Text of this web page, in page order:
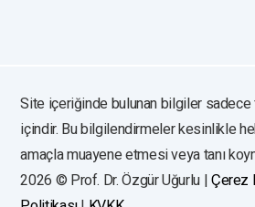
Site içeriğinde bulunan bilgiler
içindir. Bu bilgilendirmeler kesinlikle
amaçla muayene etmesi veya tanı
2026 © Prof. Dr. Özgür Uğurlu |Çerez